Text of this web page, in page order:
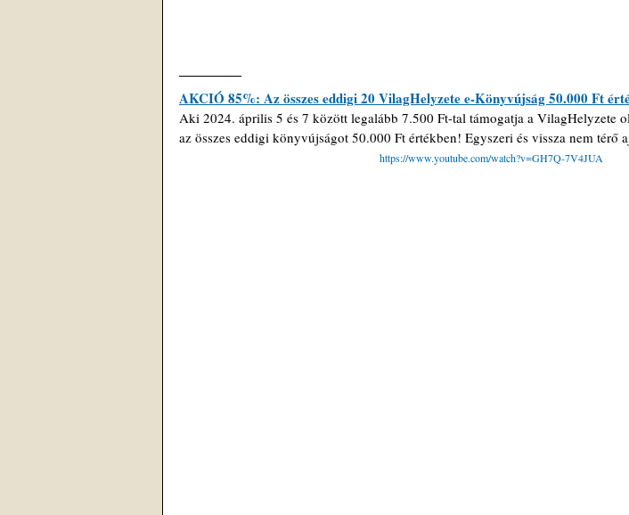
AKCIÓ 85%: Az összes eddigi 20 VilagHelyzete e-Könyvújság 50.000 Ft
Aki 2024. április 5 és 7 között legalább 7.500 Ft-tal támogatja a VilagHelyzete
az összes eddigi könyvújságot 50.000 Ft értékben! Egyszeri és vissza nem térő
https://www.youtube.com/watch?v=GH7Q-7V4JUA